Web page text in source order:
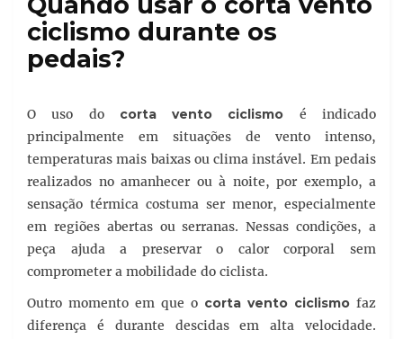
ciclismo durante os
pedais?
O uso do corta vento ciclismo é indicado
principalmente em situações de vento intenso,
temperaturas mais baixas ou clima instável. Em pedais
realizados no amanhecer ou à noite, por exemplo, a
sensação térmica costuma ser menor, especialmente
em regiões abertas ou serranas. Nessas condições, a
peça ajuda a preservar o calor corporal sem
comprometer a mobilidade do ciclista.
Outro momento em que o corta vento ciclismo faz
diferença é durante descidas em alta velocidade.